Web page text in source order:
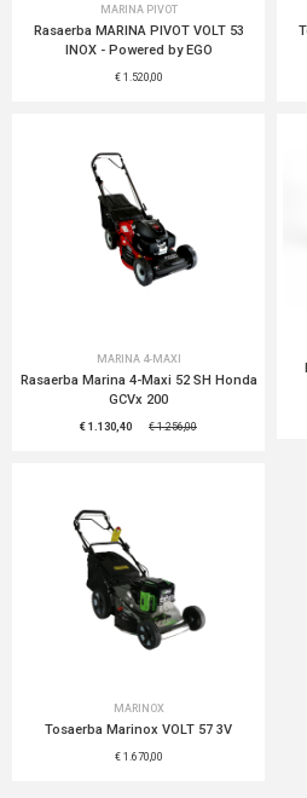
MARINA PIVOT
Rasaerba MARINA PIVOT VOLT 53
INOX - Powered by EGO
€ 1.520,00
MARINA 4-MAXI
Rasaerba Marina 4-Maxi 52 SH Honda
GCVx 200
€ 1.130,40 € 1.256,00
MARINOX
Tosaerba Marinox VOLT 57 3V
€ 1.670,00